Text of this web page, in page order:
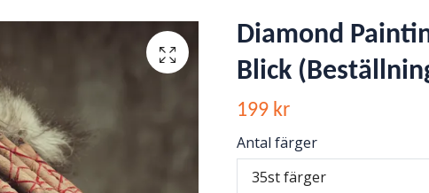
Diamond
Blick
199 kr
Antal färger
35st färger